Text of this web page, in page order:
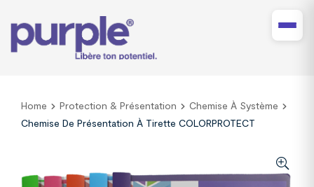
Home Protection & Présentation
Chemise À Système
Chemise De Présentation À Tirette COLORPROTECT